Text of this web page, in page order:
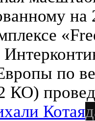
по
КО)
Котая